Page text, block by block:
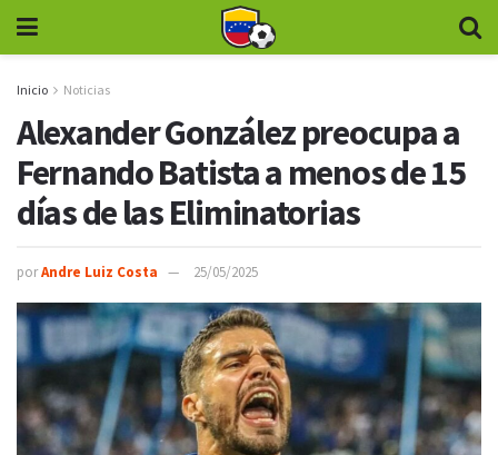
Inicio Noticias
Alexander González preocupa a
Fernando Batista a menos de 15
días de las Eliminatorias
porAndre Luiz Costa 25/05/2025